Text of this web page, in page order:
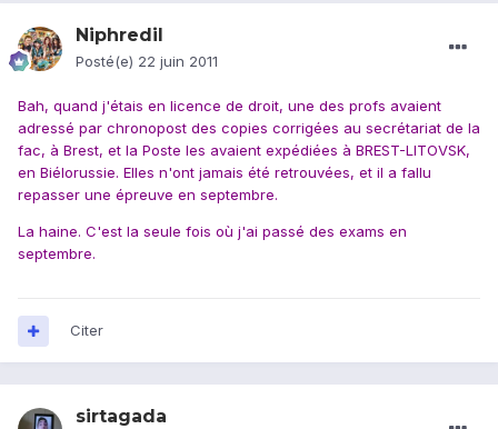
Niphredil
Posté(e) 22 juin 2011
Bah, quand j'étais en licence de droit, une des profs avaient
adressé par chronopost des copies corrigées au secrétariat de la
fac, à Brest, et la Poste les avaient expédiées à BREST-LITOVSK,
en Biélorussie. Elles n'ont jamais été retrouvées, et il a fallu
repasser une épreuve en septembre.
La haine. C'est la seule fois où j'ai passé des exams en
septembre.
Citer
sirtagada